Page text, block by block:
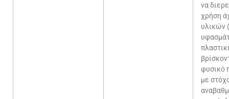
να
χρήση
υλικών
φυσικό
με